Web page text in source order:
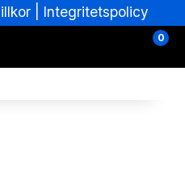
| Integritetspolicy
0